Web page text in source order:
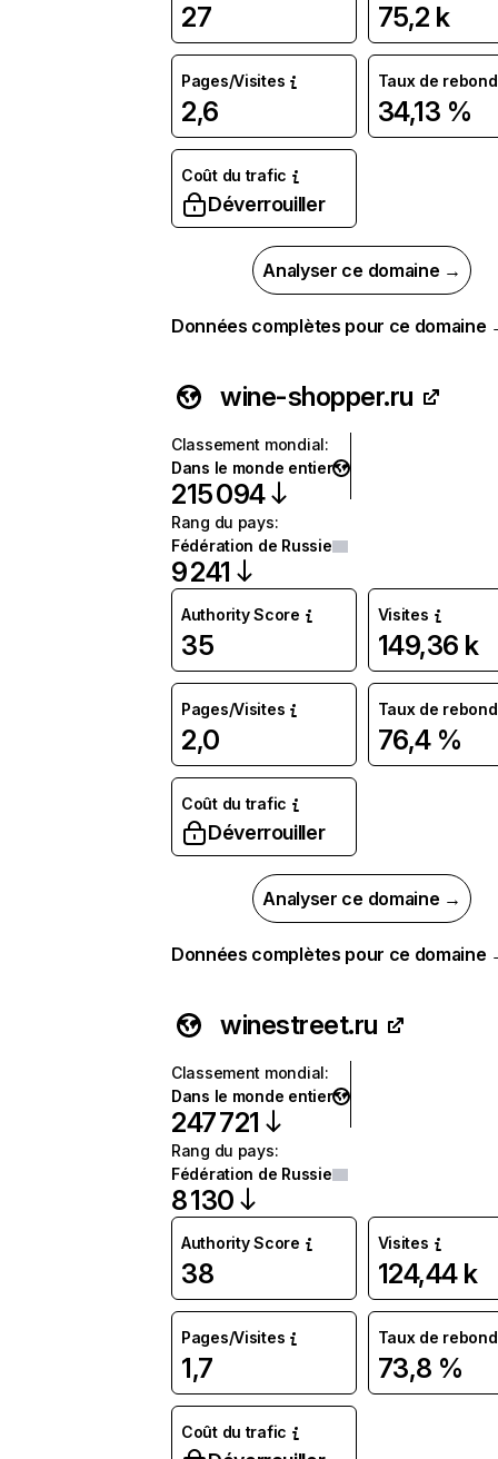
27 75,2 k
Pages/Visites
2,6
Taux de rebond
34,13 %
Coût du trafic
Déverrouiller
Analyser ce domaine →
Données complètes pour ce domaine
wine-shopper.ru
Classement mondial:
Dans le monde entier
215 094
Rang du pays:
Fédération de Russie
9 241
Authority Score
35
Visites
149,36 k
Pages/Visites
2,0
Taux de rebond
76,4 %
Coût du trafic
Déverrouiller
Analyser ce domaine →
Données complètes pour ce domaine
winestreet.ru
Classement mondial:
Dans le monde entier
247 721
Rang du pays:
Fédération de Russie
8 130
Authority Score
38
Visites
124,44 k
Pages/Visites
1,7
Taux de rebond
73,8 %
Coût du trafic